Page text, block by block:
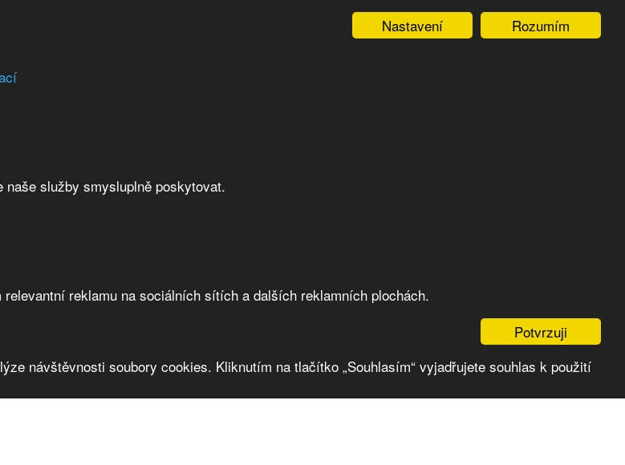
Rozumím
Nastavení
služby smysluplně poskytovat.
reklamu na sociálních sítích a dalších reklamních plochách.
Potvrzuji
návštěvnosti soubory cookies. Kliknutím na tlačítko „Souhlasím“ vyjadřujete souhlas k použití